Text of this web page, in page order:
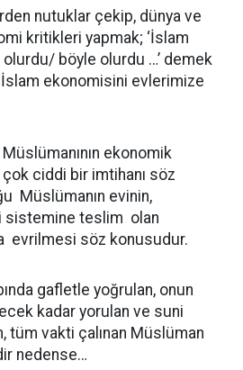
nutuklar çekip, dünya ve
kritikleri yapmak; ‘İslam
böyle olurdu …’ demek
İslam ekonomisini evlerimize
ekonomik
ciddi bir imtihanı söz
Müslümanın evinin,
sistemine teslim olan
evrilmesi söz konusudur.
gafletle yoğrulan, onun
kadar yorulan ve suni
tüm vakti çalınan Müslüman
nedense…